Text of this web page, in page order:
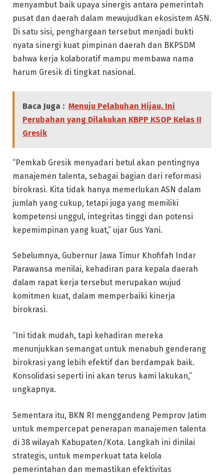
menyambut baik upaya sinergis antara pemerintah
pusat dan daerah dalam mewujudkan ekosistem ASN.
Di satu sisi, penghargaan tersebut menjadi bukti
nyata sinergi kuat pimpinan daerah dan BKPSDM
bahwa kerja kolaboratif mampu membawa nama
harum Gresik di tingkat nasional.
Baca Juga : Menuju Pelabuhan Hijau, Ini
Perubahan yang Dilakukan KBPP KSOP Kelas II
Gresik
“Pemkab Gresik menyadari betul akan pentingnya
manajemen talenta, sebagai bagian dari reformasi
birokrasi. Kita tidak hanya memerlukan ASN dalam
jumlah yang cukup, tetapi juga yang memiliki
kompetensi unggul, integritas tinggi dan potensi
kepemimpinan yang kuat,” ujar Gus Yani.
Sebelumnya, Gubernur Jawa Timur Khofifah Indar
Parawansa menilai, kehadiran para kepala daerah
dalam rapat kerja tersebut merupakan wujud
komitmen kuat, dalam memperbaiki kinerja
birokrasi.
“Ini tidak mudah, tapi kehadiran mereka
menunjukkan semangat untuk menabuh genderang
birokrasi yang lebih efektif dan berdampak baik.
Konsolidasi seperti ini akan terus kami lakukan,”
ungkapnya.
Sementara itu, BKN RI menggandeng Pemprov Jatim
untuk mempercepat penerapan manajemen talenta
di 38 wilayah Kabupaten/Kota. Langkah ini dinilai
strategis, untuk memperkuat tata kelola
pemerintahan dan memastikan efektivitas